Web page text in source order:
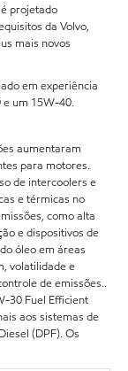
projetado
da Volvo,
mais novos
em experiência
e um 15W-40.
aumentaram
para motores.
de intercoolers e
e térmicas no
como alta
e dispositivos de
óleo em áreas
volatilidade e
de emissões..
30 Fuel Efficient
aos sistemas de
(DPF). Os